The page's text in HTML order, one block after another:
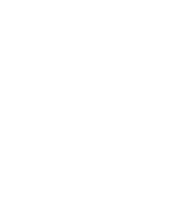
es de 0 estrellas de